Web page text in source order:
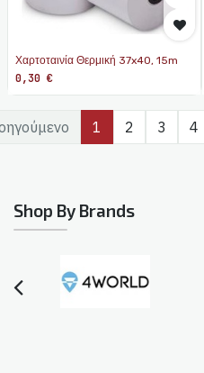
Χαρτοταινία Θερμική 37x40, 15m
0,30 €
1 2 3 4
Shop By Brands